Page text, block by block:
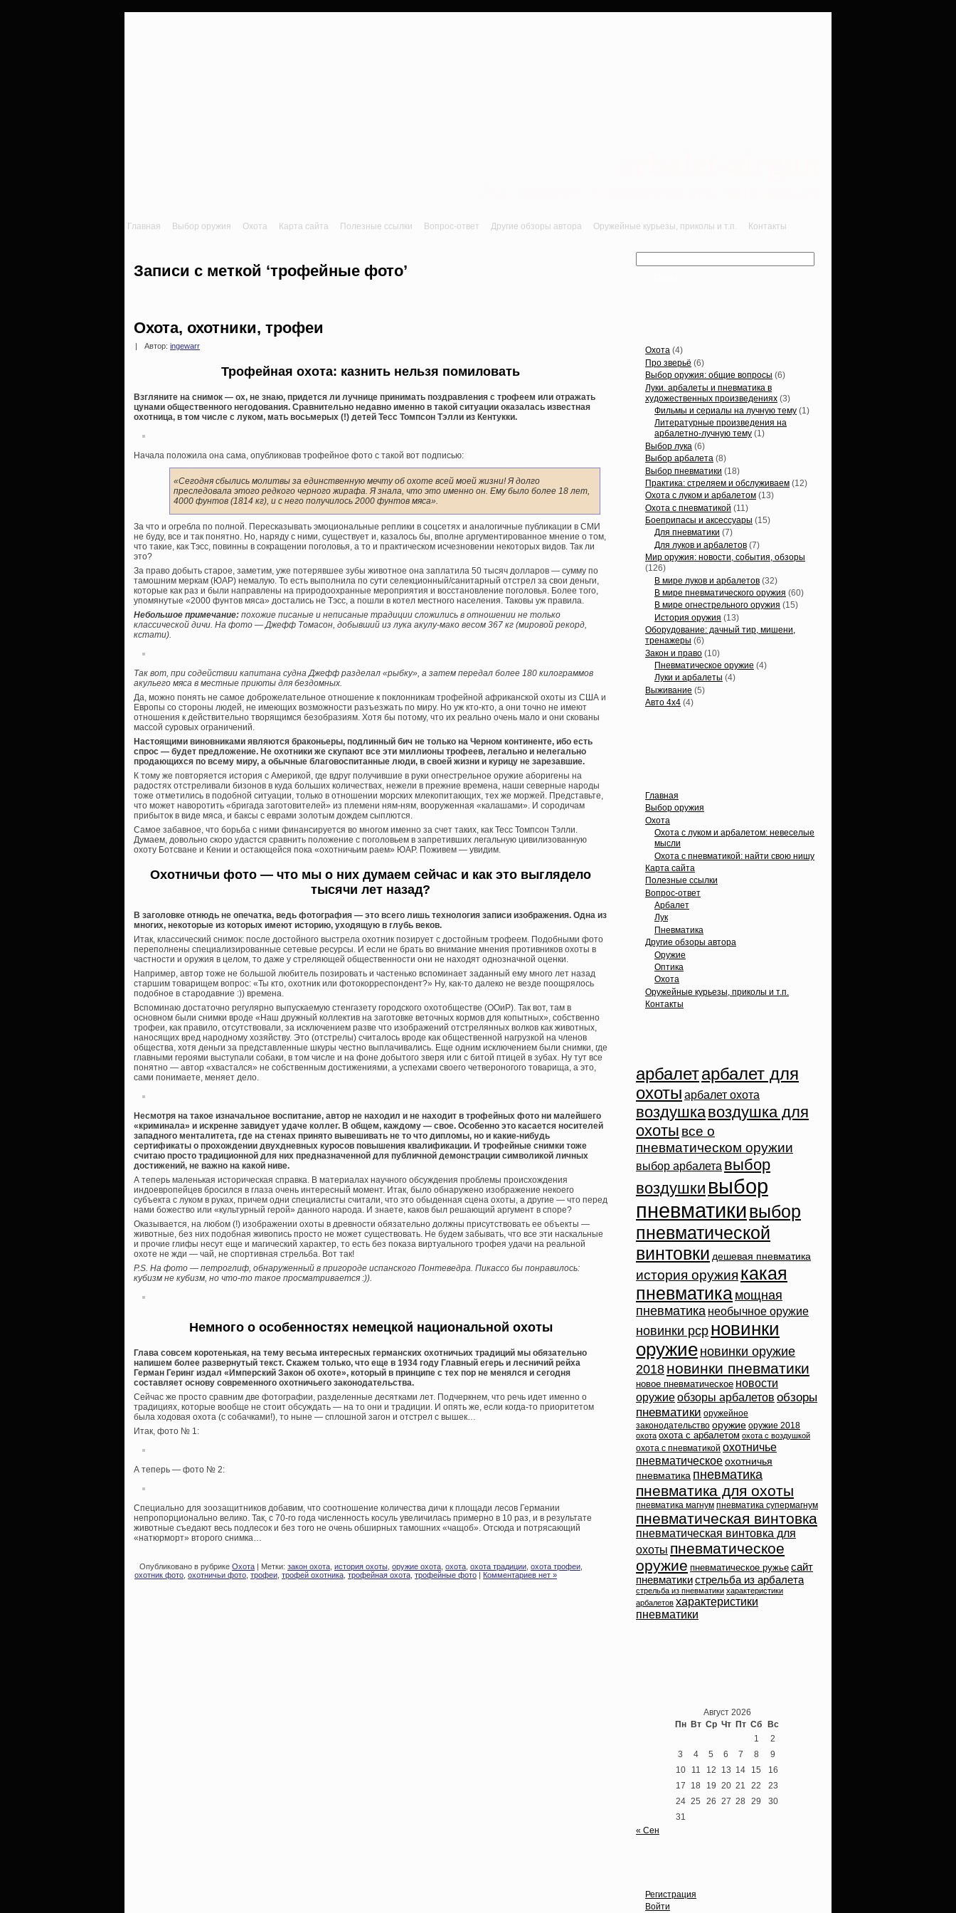
Главная Выбор оружия Охота Карта сайта Полезные ссылки Вопрос-ответ Другие обзоры автора Оружейные курьезы, приколы и т.п. Контакты
Записи с меткой ‘трофейные фото’
Охота, охотники, трофеи
Автор: ingewarr
Трофейная охота: казнить нельзя помиловать
Взгляните на снимок — ох, не знаю, придется ли лучнице принимать поздравления с трофеем или отражать
цунами общественного негодования. Сравнительно недавно именно в такой ситуации оказалась известная
охотница, в том числе с луком, мать восьмерых (!) детей Тесс Томпсон Тэлли из Кентукки.
Начала положила она сама, опубликовав трофейное фото с такой вот подписью:
«Сегодня сбылись молитвы за единственную мечту об охоте всей моей жизни! Я долго
преследовала этого редкого черного жирафа. Я знала, что это именно он. Ему было более 18 лет,
4000 фунтов (1814 кг), и с него получилось 2000 фунтов мяса».
За что и огребла по полной. Пересказывать эмоциональные реплики в соцсетях и аналогичные публикации в СМИ
не буду, все и так понятно. Но, наряду с ними, существует и, казалось бы, вполне аргументированное мнение о том,
что такие, как Тэсс, повинны в сокращении поголовья, а то и практическом исчезновении некоторых видов. Так ли
это?
За право добыть старое, заметим, уже потерявшее зубы животное она заплатила 50 тысяч долларов — сумму по
тамошним меркам (ЮАР) немалую. То есть выполнила по сути селекционный/санитарный отстрел за свои деньги,
которые как раз и были направлены на природоохранные мероприятия и восстановление поголовья. Более того,
упомянутые «2000 фунтов мяса» достались не Тэсс, а пошли в котел местного населения. Таковы уж правила.
Небольшое примечание: похожие писаные и неписаные традиции сложились в отношении не только
классической дичи. На фото — Джефф Томасон, добывший из лука акулу-мако весом 367 кг (мировой рекорд,
кстати).
Так вот, при содействии капитана судна Джефф разделал «рыбку», а затем передал более 180 килограммов
акульего мяса в местные приюты для бездомных.
Да, можно понять не самое доброжелательное отношение к поклонникам трофейной африканской охоты из США и
Европы со стороны людей, не имеющих возможности разъезжать по миру. Но уж кто-кто, а они точно не имеют
отношения к действительно творящимся безобразиям. Хотя бы потому, что их реально очень мало и они скованы
массой суровых ограничений.
Настоящими виновниками являются браконьеры, подлинный бич не только на Черном континенте, ибо есть
спрос — будет предложение. Не охотники же скупают все эти миллионы трофеев, легально и нелегально
продающихся по всему миру, а обычные благовоспитанные люди, в своей жизни и курицу не зарезавшие.
К тому же повторяется история с Америкой, где вдруг получившие в руки огнестрельное оружие аборигены на
радостях отстреливали бизонов в куда больших количествах, нежели в прежние времена, наши северные народы
тоже отметились в подобной ситуации, только в отношении морских млекопитающих, тех же моржей. Представьте,
что может наворотить «бригада заготовителей» из племени ням-ням, вооруженная «калашами». И сородичам
прибыток в виде мяса, и баксы с еврами золотым дождем сыплются.
Самое забавное, что борьба с ними финансируется во многом именно за счет таких, как Тесс Томпсон Тэлли.
Думаем, довольно скоро удастся сравнить положение с поголовьем в запретивших легальную цивилизованную
охоту Ботсване и Кении и остающейся пока «охотничьим раем» ЮАР. Поживем — увидим.
Охотничьи фото — что мы о них думаем сейчас и как это выглядело
тысячи лет назад?
В заголовке отнюдь не опечатка, ведь фотография — это всего лишь технология записи изображения. Одна из
многих, некоторые из которых имеют историю, уходящую в глубь веков.
Итак, классический снимок: после достойного выстрела охотник позирует с достойным трофеем. Подобными фото
переполнены специализированные сетевые ресурсы. И если не брать во внимание мнения противников охоты в
частности и оружия в целом, то даже у стреляющей общественности они не находят однозначной оценки.
Например, автор тоже не большой любитель позировать и частенько вспоминает заданный ему много лет назад
старшим товарищем вопрос: «Ты кто, охотник или фотокорреспондент?» Ну, как-то далеко не везде поощрялось
подобное в стародавние :)) времена.
Вспоминаю достаточно регулярно выпускаемую стенгазету городского охотобществе (ООиР). Так вот, там в
основном были снимки вроде «Наш дружный коллектив на заготовке веточных кормов для копытных», собственно
трофеи, как правило, отсутствовали, за исключением разве что изображений отстрелянных волков как животных,
наносящих вред народному хозяйству. Это (отстрелы) считалось вроде как общественной нагрузкой на членов
общества, хотя деньги за представленные шкуры честно выплачивались. Еще одним исключением были снимки, где
главными героями выступали собаки, в том числе и на фоне добытого зверя или с битой птицей в зубах. Ну тут все
понятно — автор «хвастался» не собственным достижениями, а успехами своего четвероногого товарища, а это,
сами понимаете, меняет дело.
Несмотря на такое изначальное воспитание, автор не находил и не находит в трофейных фото ни малейшего
«криминала» и искренне завидует удаче коллег. В общем, каждому — свое. Особенно это касается носителей
западного менталитета, где на стенах принято вывешивать не то что дипломы, но и какие-нибудь
сертификаты о прохождении двухдневных куросов повышения квалификации. И трофейные снимки тоже
считаю просто традиционной для них предназначенной для публичной демонстрации символикой личных
достижений, не важно на какой ниве.
А теперь маленькая историческая справка. В материалах научного обсуждения проблемы происхождения
индоевропейцев бросился в глаза очень интересный момент. Итак, было обнаружено изображение некоего
субъекта с луком в руках, причем одни специалисты считали, что это обыденная сцена охоты, а другие — что перед
нами божество или «культурный герой» данного народа. И знаете, каков был решающий аргумент в споре?
Оказывается, на любом (!) изображении охоты в древности обязательно должны присутствовать ее объекты —
животные, без них подобная живопись просто не может существовать. Не будем забывать, что все эти наскальные
и прочие глифы несут еще и магический характер, то есть без показа виртуального трофея удачи на реальной
охоте не жди — чай, не спортивная стрельба. Вот так!
P.S. На фото — петроглиф, обнаруженный в пригороде испанского Понтеведра. Пикассо бы понравилось:
кубизм не кубизм, но что-то такое просматривается :)).
Немного о особенностях немецкой национальной охоты
Глава совсем коротенькая, на тему весьма интересных германских охотничьих традиций мы обязательно
напишем более развернутый текст. Скажем только, что еще в 1934 году Главный егерь и лесничий рейха
Герман Геринг издал «Имперский Закон об охоте», который в принципе с тех пор не менялся и сегодня
составляет основу современного охотничьего законодательства.
Сейчас же просто сравним две фотографии, разделенные десятками лет. Подчеркнем, что речь идет именно о
традициях, которые вообще не стоит обсуждать — на то они и традиции. И опять же, если когда-то приоритетом
была ходовая охота (с собачками!), то ныне — сплошной загон и отстрел с вышек…
Итак, фото № 1:
А теперь — фото № 2:
Специально для зоозащитников добавим, что соотношение количества дичи к площади лесов Германии
непропорционально велико. Так, с 70-го года численность косуль увеличилась примерно в 10 раз, и в результате
животные съедают весь подлесок и без того не очень обширных тамошних «чащоб». Отсюда и потрясающий
«натюрморт» второго снимка…
Опубликовано в рубрике Охота | Метки: закон охота история охоты оружие охота охота охота традиции охота трофеи
охотник фото охотничьи фото трофеи трофей охотника трофейная охота трофейные фото Комментариев нет »
Охота (4)
Про зверьё (6)
Выбор оружия: общие вопросы (6)
Луки. арбалеты и пневматика в
художественных произведениях (3)
Фильмы и сериалы на лучную тему (1)
Литературные произведения на
арбалетно-лучную тему (1)
Выбор лука (6)
Выбор арбалета (8)
Выбор пневматики (18)
Практика: стреляем и обслуживаем (12)
Охота с луком и арбалетом (13)
Охота с пневматикой (11)
Боеприпасы и аксессуары (15)
Для пневматики (7)
Для луков и арбалетов (7)
Мир оружия: новости, события, обзоры
(126)
В мире луков и арбалетов (32)
В мире пневматического оружия (60)
В мире огнестрельного оружия (15)
История оружия (13)
Оборудование: дачный тир, мишени,
тренажеры (6)
Закон и право (10)
Пневматическое оружие (4)
Луки и арбалеты (4)
Выживание (5)
Авто 4х4 (4)
Главная
Выбор оружия
Охота
Охота с луком и арбалетом: невеселые
мысли
Охота с пневматикой: найти свою нишу
Карта сайта
Полезные ссылки
Вопрос-ответ
Арбалет
Лук
Пневматика
Другие обзоры автора
Оружие
Оптика
Охота
Оружейные курьезы, приколы и т.п.
Контакты
арбалетарбалет для
охоты арбалет охота
воздушкавоздушка для
охоты все о
пневматическом оружии
выбор арбалета выбор
воздушки выбор
пневматикивыбор
пневматической
винтовки дешевая пневматика
история оружия какая
пневматика мощная
пневматика необычное оружие
новинки pcp новинки
оружие новинки оружие
2018 новинки пневматики
новое пневматическое новости
оружиеобзоры арбалетов обзоры
пневматики оружейное
законодательство оружие оружие 2018
охота охота с арбалетом охота с воздушкой
охота с пневматикой охотничье
пневматическое охотничья
пневматика пневматика
пневматика для охоты
пневматика магнум пневматика супермагнум
пневматическая винтовка
пневматическая винтовка для
охоты пневматическое
оружие пневматическое ружье сайт
пневматикистрельба из арбалета
стрельба из пневматики характеристики
арбалетов характеристики
пневматики
Август 2026
Пн Вт Ср Чт Пт Сб Вс
1
2
3
4 5 6 7 8
9
10
11 12 13 14 15
16
17
18 19 20 21 22
23
24 25 26 27 28 29
30
31
« Сен
Регистрация
Войти